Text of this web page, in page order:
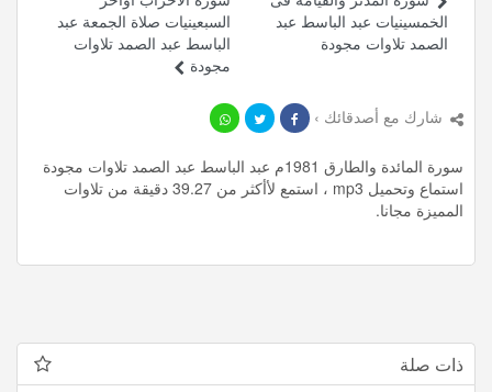
السبعينيات صلاة الجمعة عبد
الباسط عبد الصمد تلاوات
مجودة
الخمسينيات عبد الباسط عبد
الصمد تلاوات مجودة
شارك مع أصدقائك ›
سورة المائدة والطارق 1981م عبد الباسط عبد الصمد تلاوات مجودة
استماع وتحميل mp3 ، استمع لأأكثر من 39.27 دقيقة من تلاوات
المميزة مجانا.
ذات صلة